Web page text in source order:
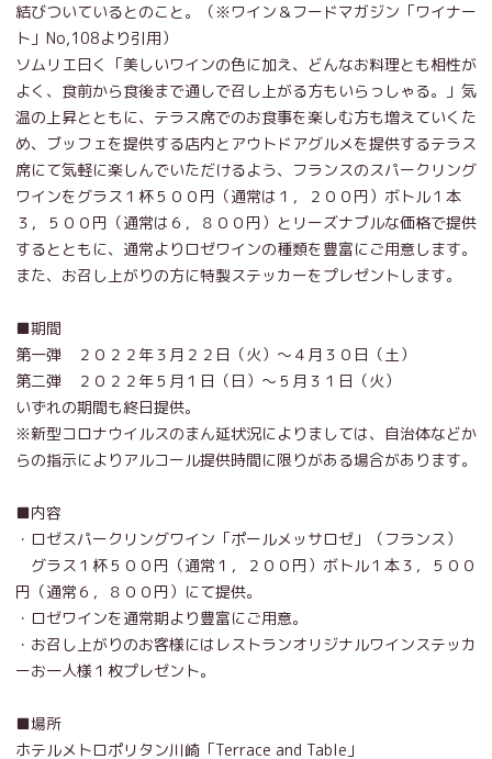
結びついているとのこと。（※ワイン＆フードマガジン「ワイナー
ト」No,108より引用）
ソムリエ曰く「美しいワインの色に加え、どんなお料理とも相性が
よく、食前から食後まで通しで召し上がる方もいらっしゃる。」気
温の上昇とともに、テラス席でのお食事を楽しむ方も増えていくた
め、ブッフェを提供する店内とアウトドアグルメを提供するテラス
席にて気軽に楽しんでいただけるよう、フランスのスパークリング
ワインをグラス１杯５００円（通常は１，２００円）ボトル１本
３，５００円（通常は６，８００円）とリーズナブルな価格で提供
するとともに、通常よりロゼワインの種類を豊富にご用意します。
また、お召し上がりの方に特製ステッカーをプレゼントします。
■期間
第一弾 ２０２２年３月２２日（火）～４月３０日（土）
第二弾 ２０２２年５月１日（日）～５月３１日（火）
いずれの期間も終日提供。
※新型コロナウイルスのまん延状況によりましては、自治体などか
らの指示によりアルコール提供時間に限りがある場合があります。
■内容
・ロゼスパークリングワイン「ポールメッサロゼ」（フランス）
グラス１杯５００円（通常１，２００円）ボトル１本３，５００
円（通常６，８００円）にて提供。
・ロゼワインを通常期より豊富にご用意。
・お召し上がりのお客様にはレストランオリジナルワインステッカ
ーお一人様１枚プレゼント。
■場所
ホテルメトロポリタン川崎「Terrace and Table」